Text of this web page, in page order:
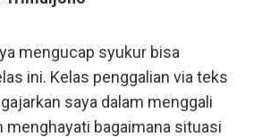
mengucap syukur bisa
ini. Kelas penggalian via teks
saya dalam menggali
menghayati bagaimana situasi